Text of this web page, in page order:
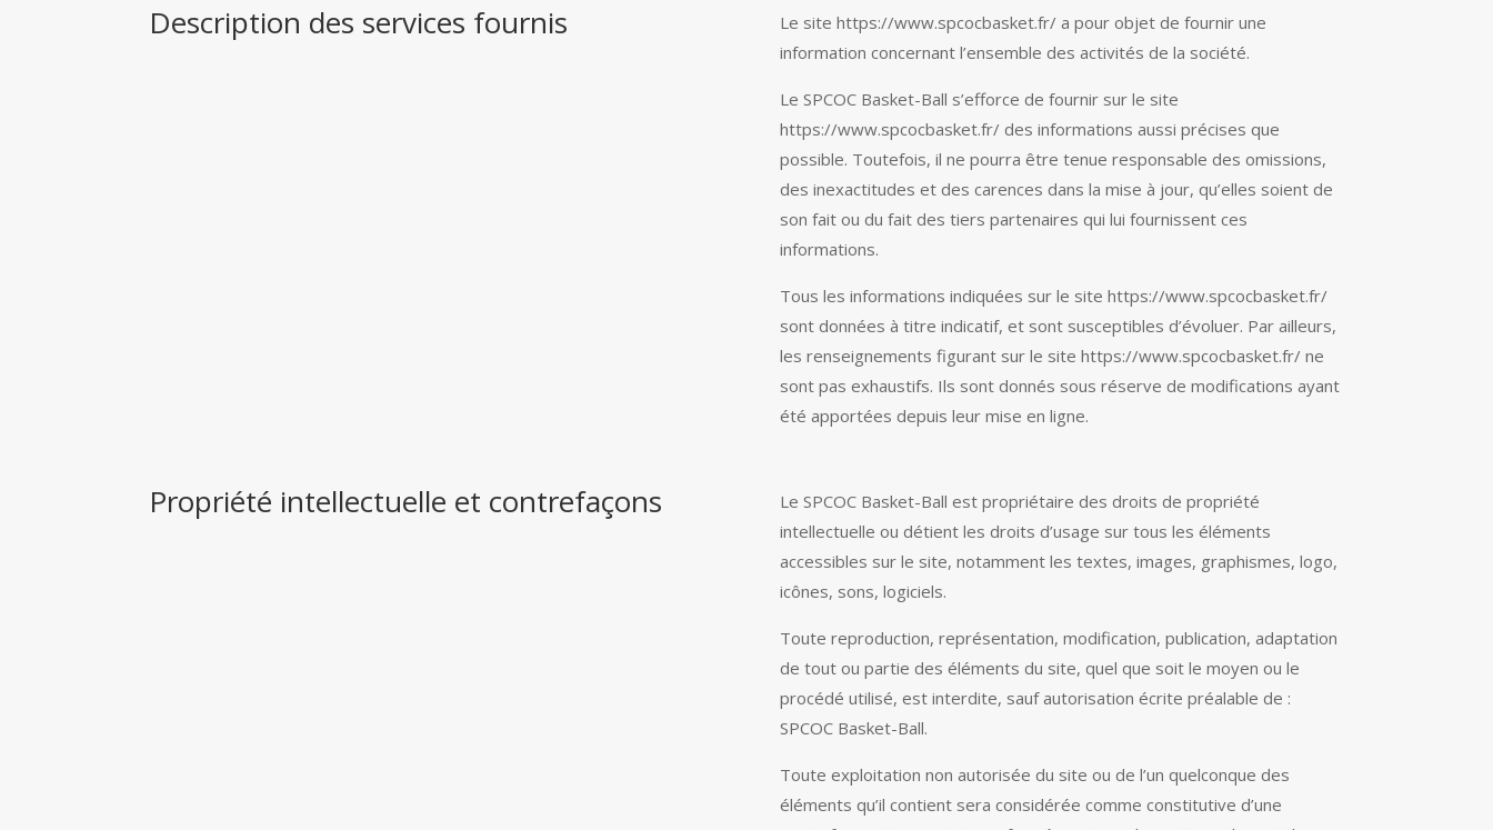
Description des services fournis
Le site https://www.spcocbasket.fr/ a pour objet de fournir une
information concernant l’ensemble des activités de la société.
Le SPCOC Basket-Ball s’efforce de fournir sur le site
https://www.spcocbasket.fr/ des informations aussi précises que
possible. Toutefois, il ne pourra être tenue responsable des omissions,
des inexactitudes et des carences dans la mise à jour, qu’elles soient de
son fait ou du fait des tiers partenaires qui lui fournissent ces
informations.
Tous les informations indiquées sur le site https://www.spcocbasket.fr/
sont données à titre indicatif, et sont susceptibles d’évoluer. Par ailleurs,
les renseignements figurant sur le site https://www.spcocbasket.fr/ ne
sont pas exhaustifs. Ils sont donnés sous réserve de modifications ayant
été apportées depuis leur mise en ligne.
Propriété intellectuelle et contrefaçons
Le SPCOC Basket-Ball est propriétaire des droits de propriété
intellectuelle ou détient les droits d’usage sur tous les éléments
accessibles sur le site, notamment les textes, images, graphismes, logo,
icônes, sons, logiciels.
Toute reproduction, représentation, modification, publication, adaptation
de tout ou partie des éléments du site, quel que soit le moyen ou le
procédé utilisé, est interdite, sauf autorisation écrite préalable de :
SPCOC Basket-Ball.
Toute exploitation non autorisée du site ou de l’un quelconque des
éléments qu’il contient sera considérée comme constitutive d’une